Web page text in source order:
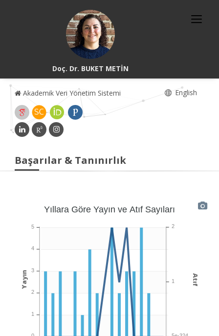
Doç. Dr. BUKET METİN
Akademik Veri Yönetim Sistemi English
Başarılar & Tanınırlık
Yıllara Göre Yayın ve Atıf Sayıları
2
1 Atıf
5
4
3
2
1
Yayın